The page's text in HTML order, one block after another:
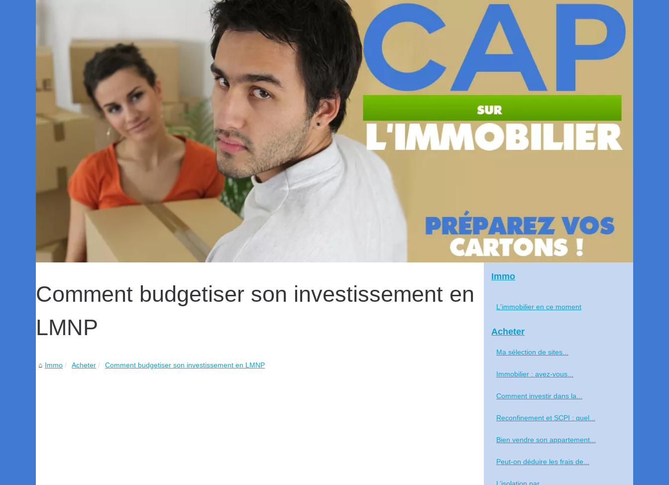
Comment budgetiser son investissement en
LMNP
Immo Acheter Comment budgetiser son investissement en LMNP
Immo
L'immobilier en ce moment
Acheter
Ma sélection de sites...
Immobilier : avez-vous...
Comment investir dans la...
Reconfinement et SCPI : quel...
Bien vendre son appartement...
Peut-on déduire les frais de...